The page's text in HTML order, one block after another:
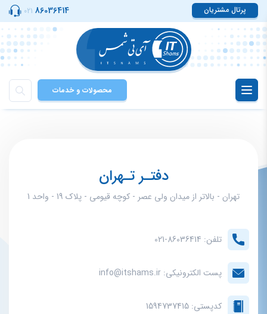
021 86036414 پرتال مشتریان
Toggle
navigation
محصولات و خدمات
دفتـر تـهران
تهران - بالاتر از میدان ولی عصر - کوچه قیومی - پلاک 19 - واحد 1
تلفن: 86036414-021
پست الکترونیکی: info@itshams.ir
کدپستی: 1594737415